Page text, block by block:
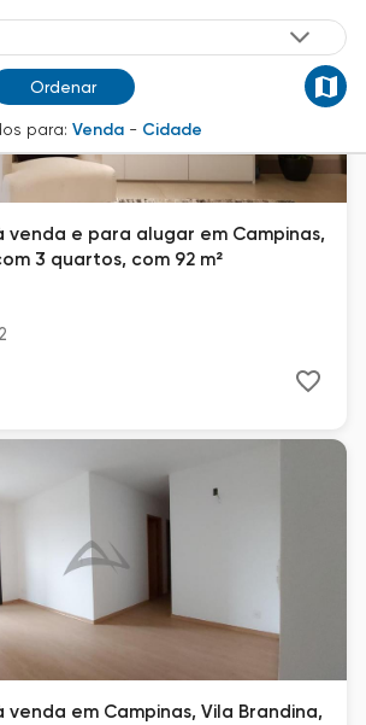
Ordenar
para: Venda - Cidade
e para alugar em Campinas,
3 quartos, com 92 m²
2
em Campinas, Vila Brandina,